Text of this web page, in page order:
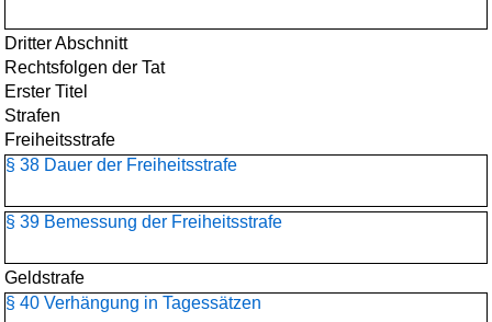
Dritter Abschnitt
Rechtsfolgen der Tat
Erster Titel
Strafen
Freiheitsstrafe
§ 38 Dauer der Freiheitsstrafe
§ 39 Bemessung der Freiheitsstrafe
Geldstrafe
§ 40 Verhängung in Tagessätzen